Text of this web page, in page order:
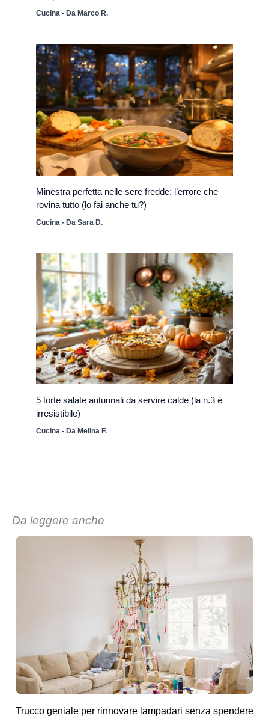
Cucina - Da Marco R.
Minestra perfetta nelle sere fredde: l’errore che
rovina tutto (lo fai anche tu?)
Cucina - Da Sara D.
5 torte salate autunnali da servire calde (la n.3 è
irresistibile)
Cucina - Da Melina F.
Da leggere anche
Trucco geniale per rinnovare lampadari senza spendere